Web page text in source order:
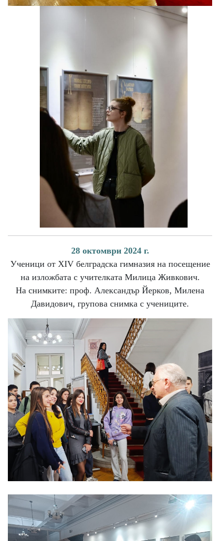
28 октомври 2024 г.
Ученици от XIV белградска гимназия на посещение
на изложбата с учителката Милица Живкович.
На снимките: проф. Александър Йерков, Милена
Давидович, групова снимка с учениците.